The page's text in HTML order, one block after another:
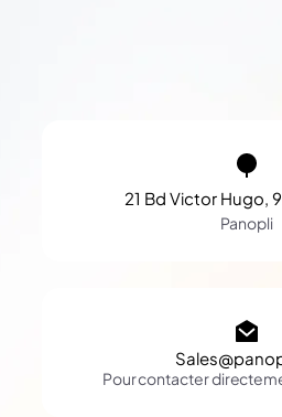
21 Bd Victor Hugo,
Panopli
Pour contacter